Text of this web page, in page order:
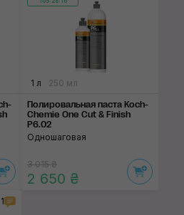
1 л 250 мл
Полировальная паста Koch-
Chemie One Cut & Finish
P6.02
Одношаговая
3 015 ₴
2 650 ₴
1